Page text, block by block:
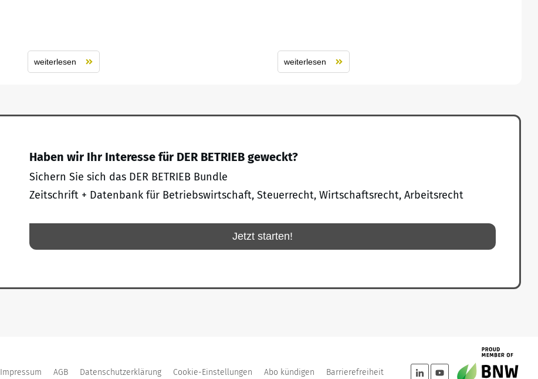
weiterlesen weiterlesen
Haben wir Ihr Interesse für DER BETRIEB geweckt?
Sichern Sie sich das DER BETRIEB Bundle
Zeitschrift + Datenbank für Betriebswirtschaft, Steuerrecht, Wirtschaftsrecht, Arbeitsrecht
Jetzt starten!
Impressum AGB Datenschutzerklärung Cookie-Einstellungen Abo kündigen Barrierefreiheit